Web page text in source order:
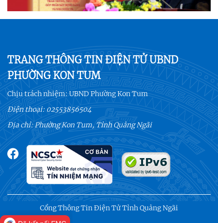
TRANG THÔNG TIN ĐIỆN TỬ UBND
PHƯỜNG KON TUM
Chịu trách nhiệm:UBND Phường Kon Tum
Điện thoại:02553856504
Địa chỉ: Phường Kon Tum, Tỉnh Quảng Ngãi
Cổng Thông Tin Điện Tử Tỉnh Quảng Ngãi